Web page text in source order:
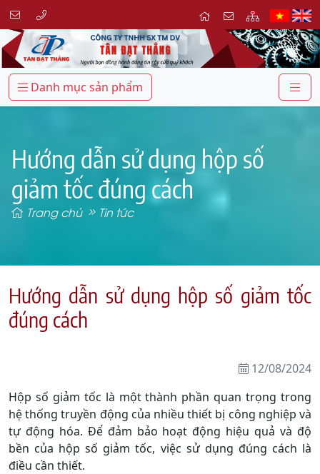
Danh mục sản phẩm
Hướng dẫn sử dụng hộp số
giảm tốc đúng cách
Trang chủ Tin tức
Hướng dẫn sử dụng hộp số giảm tốc
đúng cách
12/08/2024
Hộp số giảm tốc là một thành phần quan trọng trong
hệ thống truyền động của nhiều thiết bị công nghiệp và
tự động hóa. Để đảm bảo hoạt động hiệu quả và độ
bền của hộp số giảm tốc, việc sử dụng đúng cách là
điều cần thiết.